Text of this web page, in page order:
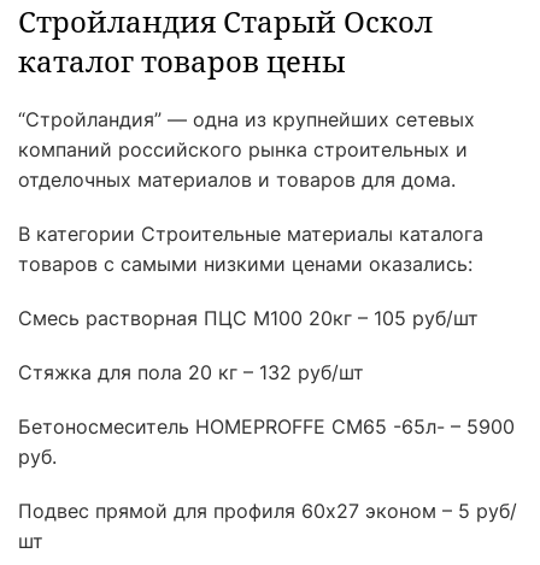
Стройландия Старый Оскол
каталог товаров цены
“Стройландия” — одна из крупнейших сетевых
компаний российского рынка строительных и
отделочных материалов и товаров для дома.
В категории Строительные материалы каталога
товаров с самыми низкими ценами оказались:
Смесь растворная ПЦС М100 20кг – 105 руб/шт
Стяжка для пола 20 кг – 132 руб/шт
Бетоносмеситель HOMEPROFFE CM65 -65л- – 5900
руб.
Подвес прямой для профиля 60х27 эконом – 5 руб/
шт